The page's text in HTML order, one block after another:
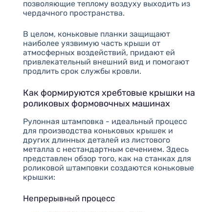
позволяющие теплому воздуху выходить из
чердачного пространства.
В целом, коньковые планки защищают
наиболее уязвимую часть крыши от
атмосферных воздействий, придают ей
привлекательный внешний вид и помогают
продлить срок службы кровли.
Как формируются хребтовые крышки на
роликовых формовочных машинах
Рулонная штамповка - идеальный процесс
для производства коньковых крышек и
других длинных деталей из листового
металла с нестандартным сечением. Здесь
представлен обзор того, как на станках для
роликовой штамповки создаются коньковые
крышки:
Непрерывный процесс